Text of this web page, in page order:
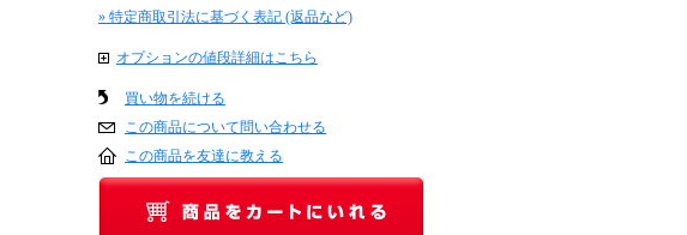
» 特定商取引法に基づく表記 (返品など)
オプションの値段詳細はこちら
買い物を続ける
この商品について問い合わせる
この商品を友達に教える